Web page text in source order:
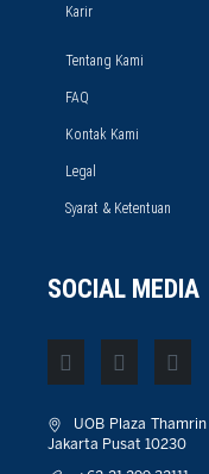
Karir
Tentang Kami
FAQ
Kontak Kami
Legal
Syarat & Ketentuan
SOCIAL MEDIA
UOB Plaza
Jakarta Pusat 10230